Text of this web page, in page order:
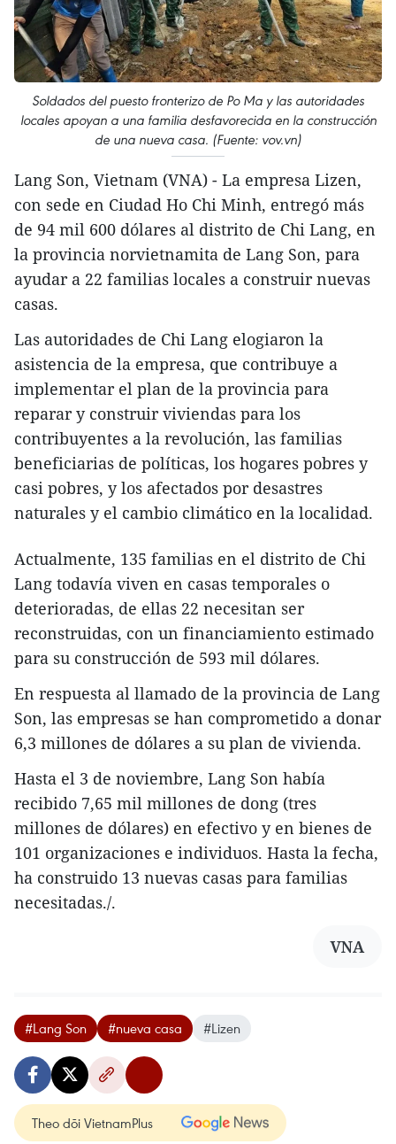
Soldados del puesto fronterizo de Po Ma y las autoridades
locales apoyan a una familia desfavorecida en la construcción
de una nueva casa. (Fuente: vov.vn)
Lang Son, Vietnam (VNA) - La empresa Lizen,
con sede en Ciudad Ho Chi Minh, entregó más
de 94 mil 600 dólares al distrito de Chi Lang, en
la provincia norvietnamita de Lang Son, para
ayudar a 22 familias locales a construir nuevas
casas.
Las autoridades de Chi Lang elogiaron la
asistencia de la empresa, que contribuye a
implementar el plan de la provincia para
reparar y construir viviendas para los
contribuyentes a la revolución, las familias
beneficiarias de políticas, los hogares pobres y
casi pobres, y los afectados por desastres
naturales y el cambio climático en la localidad.
Actualmente, 135 familias en el distrito de Chi
Lang todavía viven en casas temporales o
deterioradas, de ellas 22 necesitan ser
reconstruidas, con un financiamiento estimado
para su construcción de 593 mil dólares.
En respuesta al llamado de la provincia de Lang
Son, las empresas se han comprometido a donar
6,3 millones de dólares a su plan de vivienda.
Hasta el 3 de noviembre, Lang Son había
recibido 7,65 mil millones de dong (tres
millones de dólares) en efectivo y en bienes de
101 organizaciones e individuos. Hasta la fecha,
ha construido 13 nuevas casas para familias
necesitadas./.
VNA
#Lang Son #nueva casa #Lizen
Theo dõi VietnamPlus